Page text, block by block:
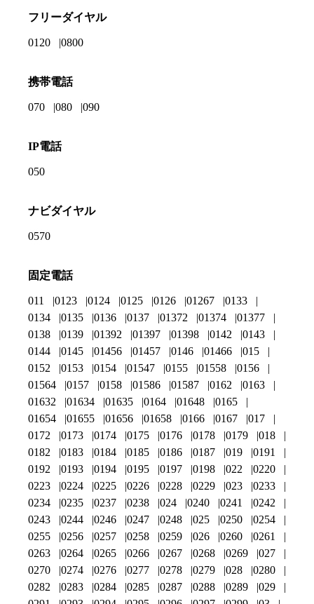
フリーダイヤル
0120 0800
携帯電話
070 080 090
IP電話
050
ナビダイヤル
0570
固定電話
011 0123 0124 0125 0126 01267
0133
0134
0135 0136 0137 01372 01374
01377
0138
0139 01392 01397 01398 0142
0143
0144
0145 01456 01457 0146 01466
015
0152
0153 0154 01547 0155 01558
0156
01564
0157 0158 01586 01587 0162
0163
01632
01634 01635 0164 01648
0165
01654
01655 01656 01658 0166 0167
017
0172
0173 0174 0175 0176 0178 0179
018
0182
0183 0184 0185 0186 0187 019
0191
0192
0193 0194 0195 0197 0198 022
0220
0223
0224 0225 0226 0228 0229 023
0233
0234
0235 0237 0238 024 0240 0241
0242
0243
0244 0246 0247 0248 025 0250
0254
0255
0256 0257 0258 0259 026 0260
0261
0263
0264 0265 0266 0267 0268 0269
027
0270
0274 0276 0277 0278 0279 028
0280
0282
0283 0284 0285 0287 0288 0289
029